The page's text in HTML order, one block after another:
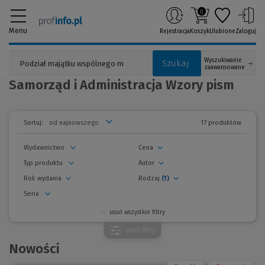
Menu
Szukaj
Wyszukiwanie
zaawansowane
Rejestracja
0
KoszykUlubioneZaloguj
Samorząd i Administracja Wzory pism
Sortuj: 17 produktów
Wydawnictwo
Rodzaj (1)
Autor
Seria
Cena
Rok wydania
Typ produktu
usuń wszystkie filtry
zwiń filtry
Nowości